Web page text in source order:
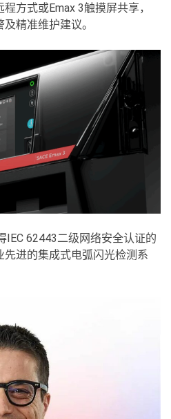
方式或Emax 3触摸屏共享，
精准维护建议。
IEC 62443二级网络安全认证的
进的集成式电弧闪光检测系